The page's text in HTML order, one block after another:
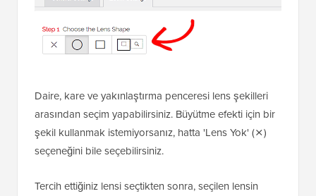
Daire, kare ve yakınlaştırma penceresi lens şekilleri
arasından seçim yapabilirsiniz. Büyütme efekti için bir
şekil kullanmak istemiyorsanız, hatta 'Lens Yok' (⨯)
seçeneğini bile seçebilirsiniz.
Tercih ettiğiniz lensi seçtikten sonra, seçilen lensin